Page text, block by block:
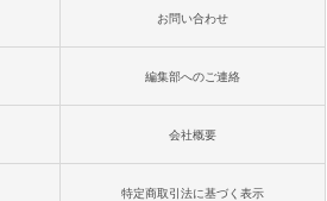
お問い合わせ
編集部へのご連絡
会社概要
特定商取引法に基づく表示